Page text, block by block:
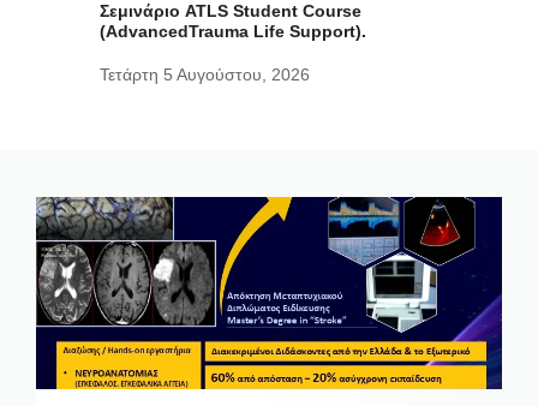
Σεμινάριο ATLS Student Course
(AdvancedTrauma Life Support).
Τετάρτη 5 Αυγούστου, 2026